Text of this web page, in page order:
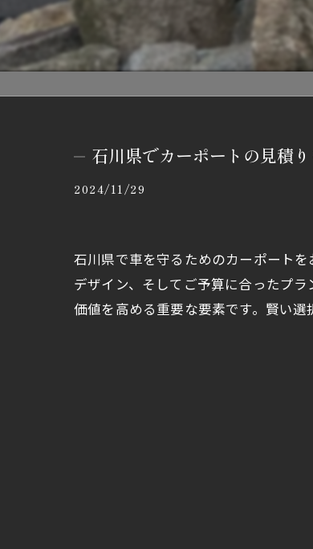
石川県でカーポートの見積
2024/11/29
石川県で車を守るためのカーポート
デザイン、そしてご予算に合ったプ
価値を高める重要な要素です。賢い選